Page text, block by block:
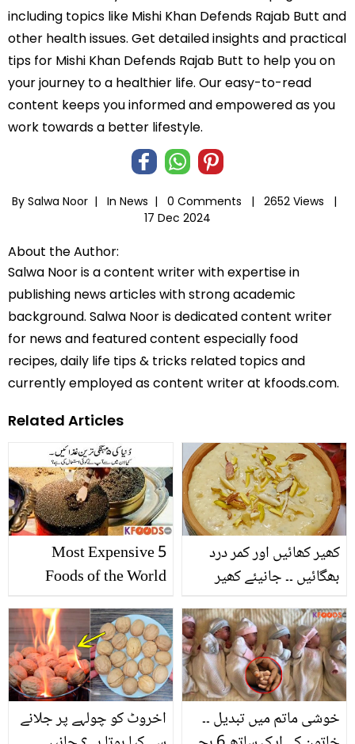
including topics like Mishi Khan Defends Rajab Butt and
other health issues. Get detailed insights and practical
tips for Mishi Khan Defends Rajab Butt to help you on
your journey to a healthier life. Our easy-to-read
content keeps you informed and empowered as you
work towards a better lifestyle.
By Salwa Noor | In News | 0 Comments |
2652 Views |
17 Dec 2024
About the Author:
Salwa Noor is a content writer with expertise in
publishing news articles with strong academic
background. Salwa Noor is dedicated content writer
for news and featured content especially food
recipes, daily life tips & tricks related topics and
currently employed as content writer at kfoods.com.
Related Articles
5 Most Expensive
Foods of the World
ٍکھیر کھائیں اور کمر درد
بھگائیں ۔۔ جانیئے کھیر
کھانے کے چند ایسے فائدے
جو یقیناً آپ بھی نہیں
جانتے ہوں گے
اخروٹ کو چولہے پر جلانے
خوشی ماتم میں تبدیل ۔۔